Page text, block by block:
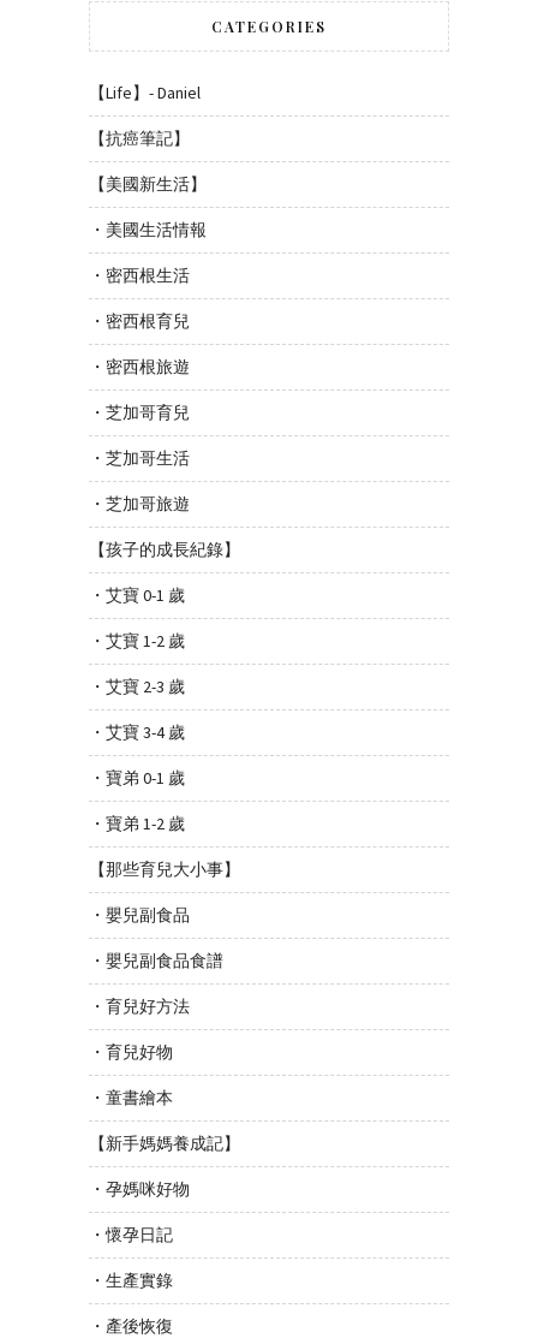
CATEGORIES
【Life】- Daniel
【抗癌筆記】
【美國新生活】
・美國生活情報
・密西根生活
・密西根育兒
・密西根旅遊
・芝加哥育兒
・芝加哥生活
・芝加哥旅遊
【孩子的成長紀錄】
・艾寶 0-1 歲
・艾寶 1-2 歲
・艾寶 2-3 歲
・艾寶 3-4 歲
・寶弟 0-1 歲
・寶弟 1-2 歲
【那些育兒大小事】
・嬰兒副食品
・嬰兒副食品食譜
・育兒好方法
・育兒好物
・童書繪本
【新手媽媽養成記】
・孕媽咪好物
・懷孕日記
・生產實錄
・產後恢復